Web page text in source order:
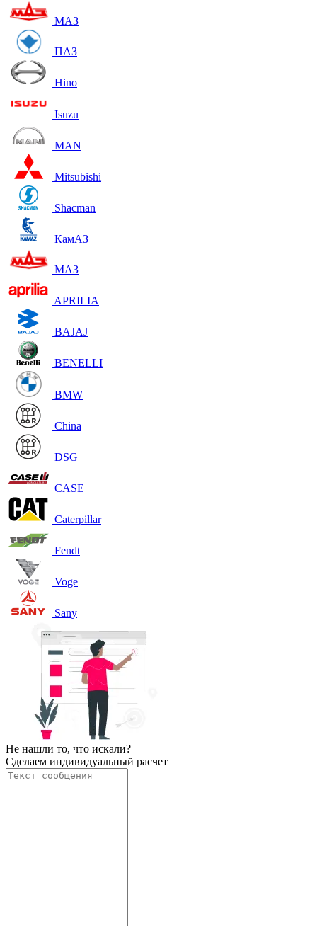
МАЗ
ПАЗ
Hino
Isuzu
MAN
Mitsubishi
Shacman
КамАЗ
МАЗ
APRILIA
BAJAJ
BENELLI
BMW
China
DSG
CASE
Caterpillar
Fendt
Voge
Sany
Не нашли то, что искали?
Сделаем индивидуальный расчет